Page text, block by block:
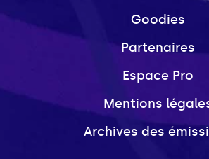
Goodies
Partenaires
Espace Pro
Mentions
Archives des